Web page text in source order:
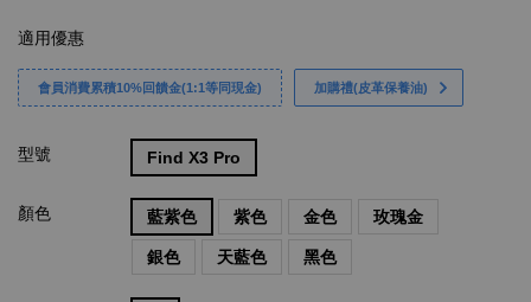
適用優惠
會員消費累積10%回饋金(1:1等同現金) 加購禮(皮革保養油)
型號 Find X3 Pro
顏色 藍紫色 紫色 金色 玫瑰金
銀色 天藍色 黑色